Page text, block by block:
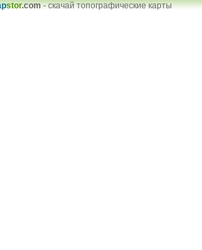
stor.com-скачай топографические карты